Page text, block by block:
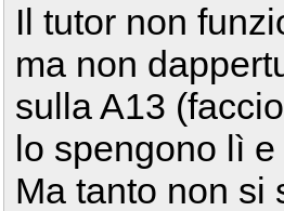
Il tutor non
ma non
sulla A13
lo spengono lì
Ma tanto non si